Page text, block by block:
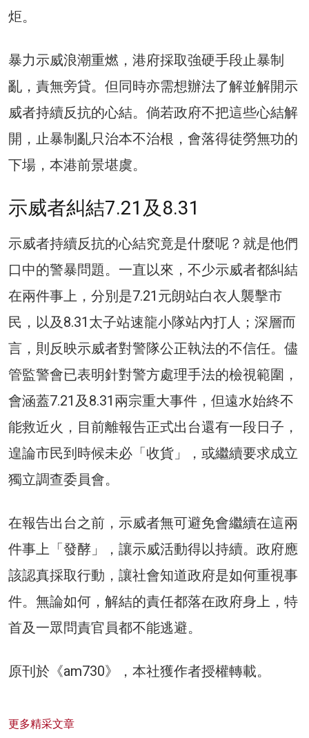
炬。
暴力示威浪潮重燃，港府採取強硬手段止暴制
亂，責無旁貸。但同時亦需想辦法了解並解開示
威者持續反抗的心結。倘若政府不把這些心結解
開，止暴制亂只治本不治根，會落得徒勞無功的
下場，本港前景堪虞。
示威者糾結7.21及8.31
示威者持續反抗的心結究竟是什麼呢？就是他們
口中的警暴問題。一直以來，不少示威者都糾結
在兩件事上，分別是7.21元朗站白衣人襲擊市
民，以及8.31太子站速龍小隊站內打人；深層而
言，則反映示威者對警隊公正執法的不信任。儘
管監警會已表明針對警方處理手法的檢視範圍，
會涵蓋7.21及8.31兩宗重大事件，但遠水始終不
能救近火，目前離報告正式出台還有一段日子，
遑論市民到時候未必「收貨」，或繼續要求成立
獨立調查委員會。
在報告出台之前，示威者無可避免會繼續在這兩
件事上「發酵」，讓示威活動得以持續。政府應
該認真採取行動，讓社會知道政府是如何重視事
件。無論如何，解結的責任都落在政府身上，特
首及一眾問責官員都不能逃避。
原刊於《am730》，本社獲作者授權轉載。
更多精采文章